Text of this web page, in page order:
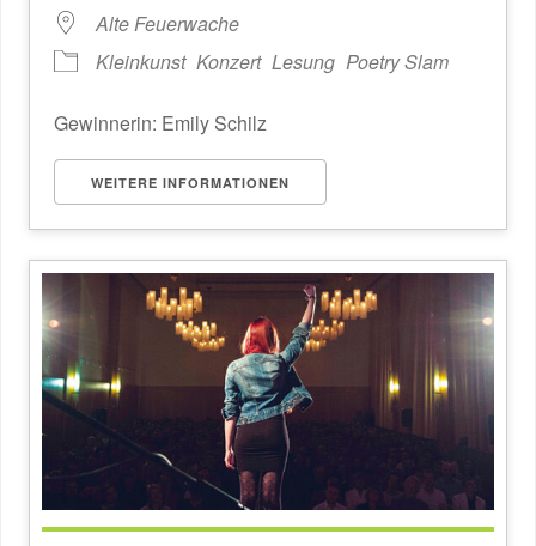
Alte Feuerwache
Kleinkunst Konzert Lesung Poetry Slam
Gewinnerin: Emily Schilz
WEITERE INFORMATIONEN